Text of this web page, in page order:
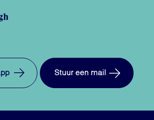
Stuur een mail